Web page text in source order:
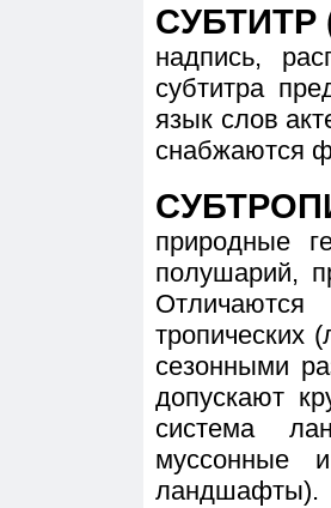
СУБТИТР
надпись,
субтитра
язык слов
снабжаются
природные
полушарий,
тропических
сезонными
допускают
система
муссонные
ландшафты).